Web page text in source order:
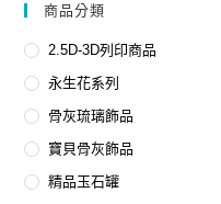
商品分類
2.5D-3D列印商品
永生花系列
骨灰琉璃飾品
寶貝骨灰飾品
精品玉石罐